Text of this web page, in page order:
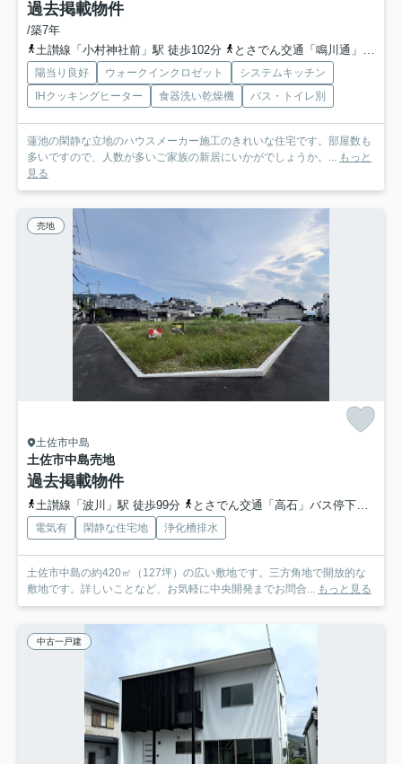
過去掲載物件
/築7年
土讃線「小村神社前」駅 徒歩102分
とさでん交通「鳴川通」バス停下車 徒歩7分
陽当り良好 ウォークインクロゼット
システムキッチン
IHクッキングヒーター
食器洗い乾燥機 バス・トイレ別
蓮池の閑静な立地のハウスメーカー施工のきれいな住宅です。部屋数も
多いですので、人数が多いご家族の新居にいかがでしょうか。... もっと
見る
売地
土佐市中島
土佐市中島売地
過去掲載物件
土讃線「波川」駅 徒歩99分 とさでん交通「高石」バス停下車 徒歩3分
電気有 閑静な住宅地 浄化槽排水
土佐市中島の約420㎡（127坪）の広い敷地です。三方角地で開放的な
敷地です。詳しいことなど、お気軽に中央開発までお問合... もっと見る
中古一戸建